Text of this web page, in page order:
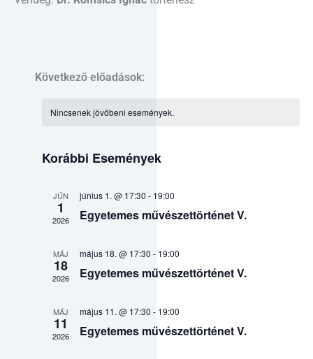
Következő előadások:
Nincsenek jövőbeni események.
Korábbi Események
JÚN
1
2026
június 1. @ 17:30 - 19:00
Egyetemes művészettörténet V.
MÁJ
18
2026
május 18. @ 17:30 - 19:00
Egyetemes művészettörténet V.
MÁJ
11
2026
május 11. @ 17:30 - 19:00
Egyetemes művészettörténet V.